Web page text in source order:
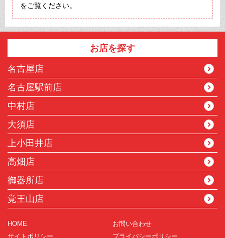
をご覧ください。
お店を探す
名古屋店
名古屋駅前店
中村店
大須店
上小田井店
高畑店
御器所店
覚王山店
HOME
お問い合わせ
サイトポリシー
プライバシーポリシー